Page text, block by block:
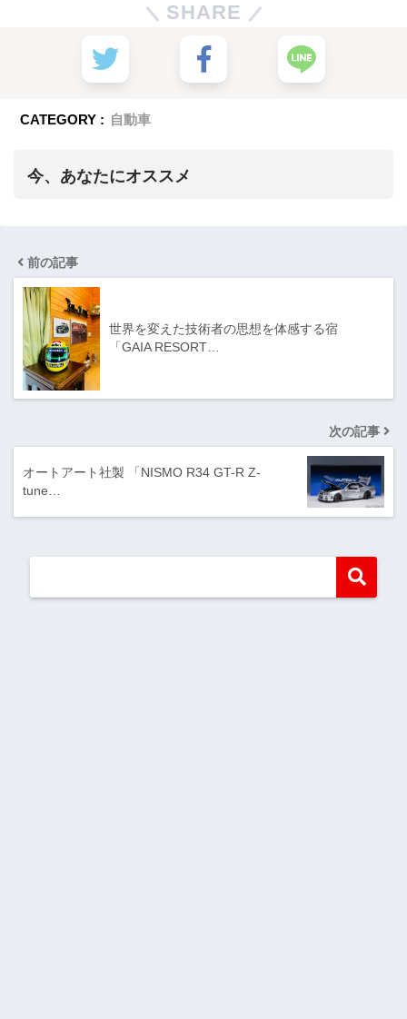
SHARE
CATEGORY : 自動車
今、あなたにオススメ
前の記事
世界を変えた技術者の思想を体感する宿
「GAIA RESORT…
次の記事
オートアート社製 「NISMO R34 GT-R Z-
tune…